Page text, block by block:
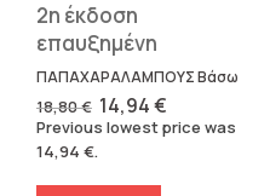
2η έκδοση
επαυξημένη
ΠΑΠΑΧΑΡΑΛΑΜΠΟΥΣ Βάσω
18,80€ Original
price
was:
18,80 €.
14,94€Current
price
is:
Previous lowest price was
14,94 €.